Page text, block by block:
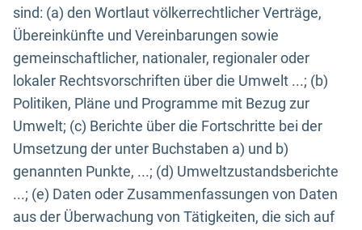
sind: (a) den Wortlaut völkerrechtlicher Verträge,
Übereinkünfte und Vereinbarungen sowie
gemeinschaftlicher, nationaler, regionaler oder
lokaler Rechtsvorschriften über die Umwelt ...; (b)
Politiken, Pläne und Programme mit Bezug zur
Umwelt; (c) Berichte über die Fortschritte bei der
Umsetzung der unter Buchstaben a) und b)
genannten Punkte, ...; (d) Umweltzustandsberichte
...; (e) Daten oder Zusammenfassungen von Daten
aus der Überwachung von Tätigkeiten, die sich auf